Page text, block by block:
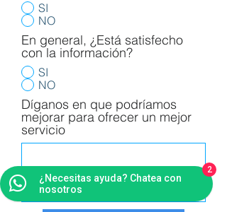
SI
NO
En general, ¿Está satisfecho
con la información?
SI
NO
Díganos en que podríamos
mejorar para ofrecer un mejor
servicio
¿Necesitas ayuda? Chatea con
nosotros
2